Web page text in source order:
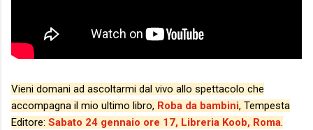
Vieni domani ad ascoltarmi dal vivo allo spettacolo che
accompagna il mio ultimo libro, Roba da bambini, Tempesta
Editore: Sabato 24 gennaio ore 17, Libreria Koob, Roma.